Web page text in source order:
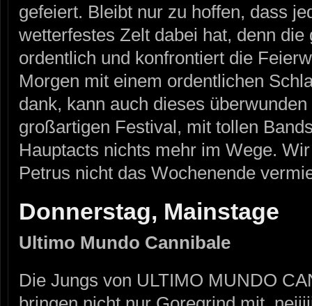
gefeiert. Bleibt nur zu hoffen, dass
wetterfestes Zelt dabei hat, denn
ordentlich und konfrontiert die
Morgen mit einem ordentlichen
dank, kann auch dieses
großartigen Festival, mit tollen
Hauptacts nichts mehr im Wege.
Petrus nicht das Wochenende
Donnerstag, Mainstage
Ultimo Mundo Cannibale
Die Jungs von ULTIMO MUNDO